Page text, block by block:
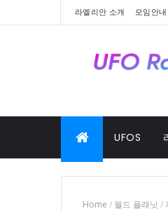
라엘리안 소개 모임안내
UFOS
Home / 월드 플래닛 /